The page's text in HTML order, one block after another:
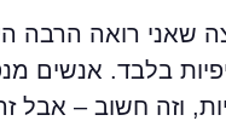
שאני רואה הרבה
בלבד. אנשים
וזה חשוב – אבל